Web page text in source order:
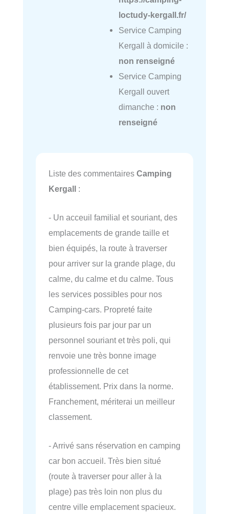
loctudy-kergall.fr/
Service Camping
Kergall à domicile :
non renseigné
Service Camping
Kergall ouvert
dimanche : non
renseigné
Liste des commentaires Camping
Kergall :
- Un acceuil familial et souriant, des
emplacements de grande taille et
bien équipés, la route à traverser
pour arriver sur la grande plage, du
calme, du calme et du calme. Tous
les services possibles pour nos
Camping-cars. Propreté faite
plusieurs fois par jour par un
personnel souriant et très poli, qui
renvoie une très bonne image
professionnelle de cet
établissement. Prix dans la norme.
Franchement, mériterai un meilleur
classement.
- Arrivé sans réservation en camping
car bon accueil. Très bien situé
(route à traverser pour aller à la
plage) pas très loin non plus du
centre ville emplacement spacieux.